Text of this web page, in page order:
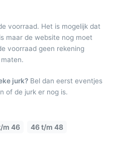
voorraad. Het is mogelijk dat
maar de website nog moet
voorraad geen rekening
jurk? Bel dan eerst eventjes
of de jurk er nog is.
m 46
46 t/m 48